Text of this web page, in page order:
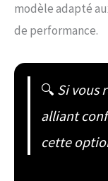
modèle adapté
de performance.
🔍 Si vous
alliant
cette